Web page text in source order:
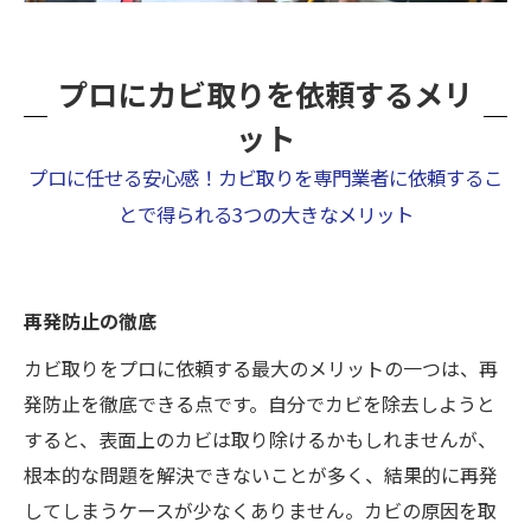
プロにカビ取りを依頼するメリ
ット
プロに任せる安心感！カビ取りを専門業者に依頼するこ
とで得られる3つの大きなメリット
再発防止の徹底
カビ取りをプロに依頼する最大のメリットの一つは、再
発防止を徹底できる点です。自分でカビを除去しようと
すると、表面上のカビは取り除けるかもしれませんが、
根本的な問題を解決できないことが多く、結果的に再発
してしまうケースが少なくありません。カビの原因を取